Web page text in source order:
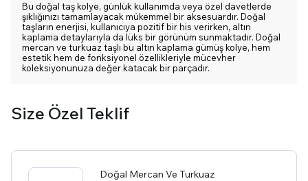
Bu doğal taş kolye, günlük kullanımda veya özel davetlerde
şıklığınızı tamamlayacak mükemmel bir aksesuardır. Doğal
taşların enerjisi, kullanıcıya pozitif bir his verirken, altın
kaplama detaylarıyla da lüks bir görünüm sunmaktadır. Doğal
mercan ve turkuaz taşlı bu altın kaplama gümüş kolye, hem
estetik hem de fonksiyonel özellikleriyle mücevher
koleksiyonunuza değer katacak bir parçadır.
Size Özel Teklif
Doğal Mercan Ve Turkuaz